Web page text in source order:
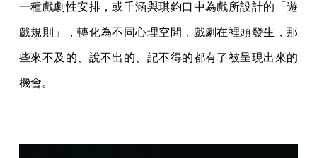
一種戲劇性安排，或千涵與琪鈞口中為戲所設計的「遊
戲規則」，轉化為不同心理空間，戲劇在裡頭發生，那
些來不及的、說不出的、記不得的都有了被呈現出來的
機會。